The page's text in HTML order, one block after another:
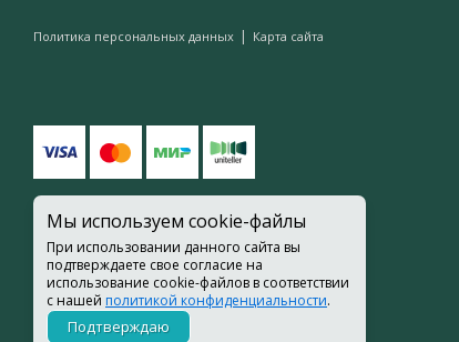
Мы используем cookie-файлы
При использовании данного сайта вы
подтверждаете свое согласие на
использование cookie-файлов в соответствии
с нашей политикой конфиденциальности.
Подтверждаю
Политика персональных данных | Карта сайта